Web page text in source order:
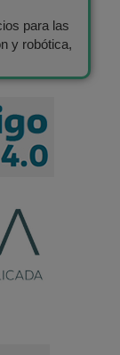
para las
y robótica,